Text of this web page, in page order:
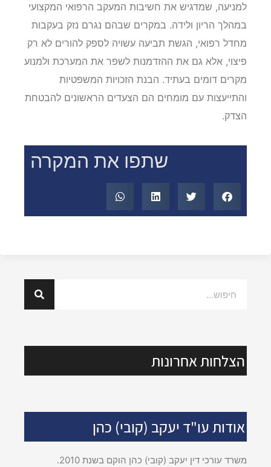
למניעה, שמדגיש את חשיבות המעקב הרפואי המקצועי
במהלך הריון ולידה. במקרים שבהם נגרם נזק בעקבות
מחדל רפואי, הגשת תביעה עשויה לספק להורים לא רק
פיצוי, אלא גם את ההזדמנות לשפר את המערכת ולמנוע
מקרים דומים בעתיד. הבנת הזכויות המשפטיות
והתייעצות עם מומחים הם הצעדים הראשונים להבטחת
הצדק.
שתפו את המקרה
הצלחות אחרונות
אודות עו"ד יעקב (קובי) כהן
משרד עורכי דין יעקב (קובי) כהן הוקם בשנת 2010.